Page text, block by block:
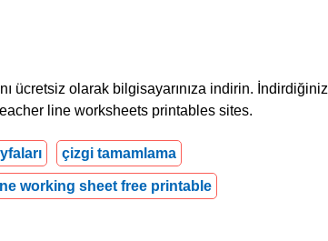
ücretsiz olarak bilgisayarınıza indirin. İndirdiğiniz
line worksheets printables sites.
çizgi tamamlama
working sheet free printable